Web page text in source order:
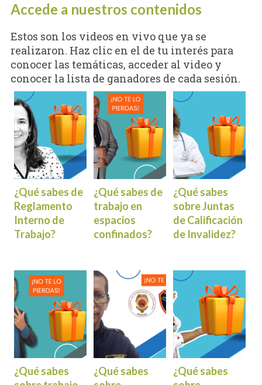
Accede a nuestros contenidos
Estos son los videos en vivo que ya se
realizaron. Haz clic en el de tu interés para
conocer las temáticas, acceder al video y
conocer la lista de ganadores de cada sesión.
¿Qué sabes de
Reglamento
Interno de
Trabajo?
¿Qué sabes de
trabajo en
espacios
confinados?
¿Qué sabes
sobre Juntas
de Calificación
de Invalidez?
¿Qué sabes
¿Qué sabes
¿Qué sabes